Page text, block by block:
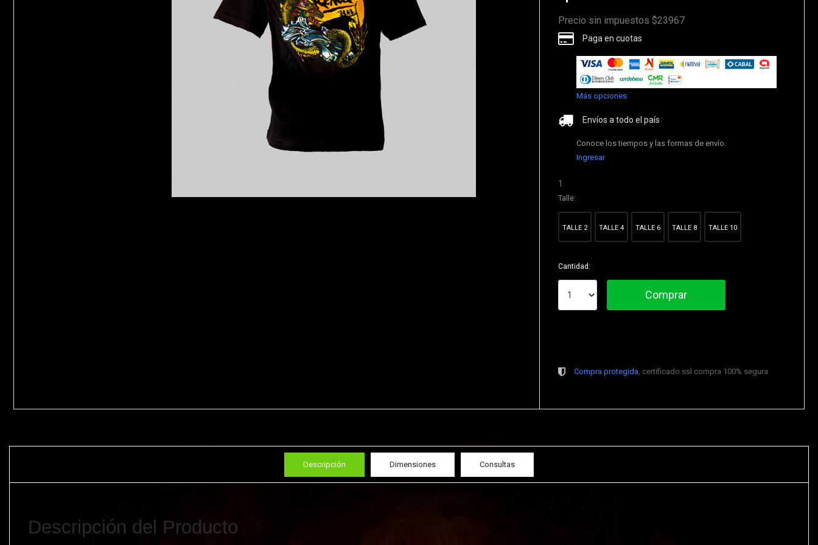
Precio sin impuestos $23967
Paga en cuotas
Más opciones
Envíos a todo el país
Conoce los tiempos y las formas de envío.
Ingresar
1
Talle:
TALLE 2 TALLE 4 TALLE 6 TALLE 8 TALLE 10
Cantidad:
Comprar
Compra protegida, certificado ssl compra 100% segura
Descripción Dimensiones Consultas
Descripción del Producto